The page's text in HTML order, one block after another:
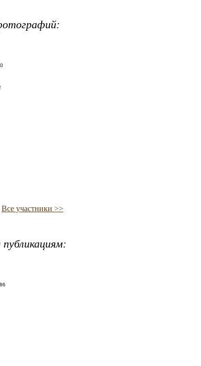
Все участники >>